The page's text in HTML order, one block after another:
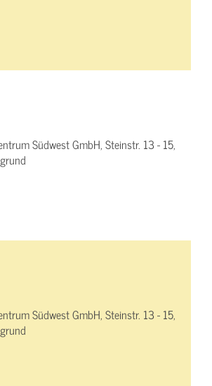
Südwest GmbH, Steinstr. 13 - 15,
Südwest GmbH, Steinstr. 13 - 15,